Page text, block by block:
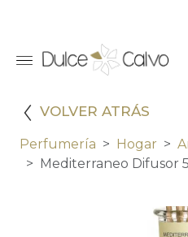
VOLVER ATRÁS
Perfumería Hogar
Mediterraneo Difusor